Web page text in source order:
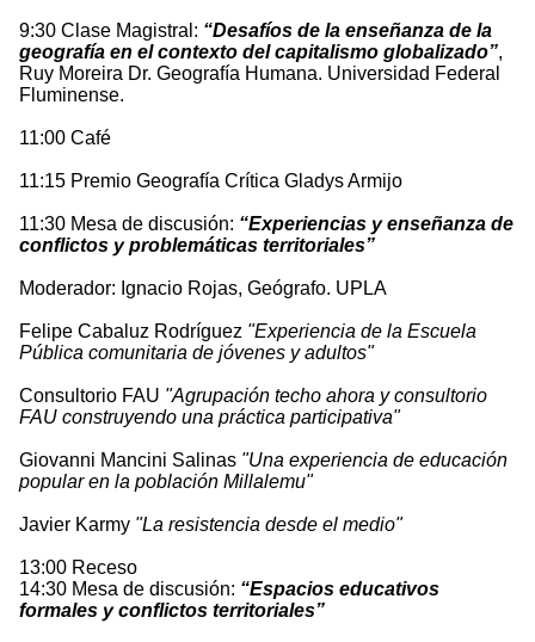
9:30 Clase Magistral: “Desafíos de la enseñanza de la
geografía en el contexto del capitalismo globalizado”,
Ruy Moreira Dr. Geografía Humana. Universidad Federal
Fluminense.
11:00 Café
11:15 Premio Geografía Crítica Gladys Armijo
11:30 Mesa de discusión: “Experiencias y enseñanza de
conflictos y problemáticas territoriales”
Moderador: Ignacio Rojas, Geógrafo. UPLA
Felipe Cabaluz Rodríguez "Experiencia de la Escuela
Pública comunitaria de jóvenes y adultos"
Consultorio FAU "Agrupación techo ahora y consultorio
FAU construyendo una práctica participativa"
Giovanni Mancini Salinas "Una experiencia de educación
popular en la población Millalemu"
Javier Karmy "La resistencia desde el medio"
13:00 Receso
14:30 Mesa de discusión: “Espacios educativos
formales y conflictos territoriales”